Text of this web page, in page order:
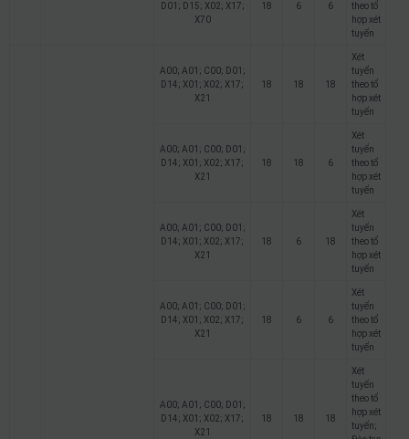
D01; D15; X02; X17;
X70
18 6 6
theo tổ
hợp xét
tuyển
A00; A01; C00; D01;
D14; X01; X02; X17;
X21
18 18 18
Xét
tuyển
theo tổ
hợp xét
tuyển
A00; A01; C00; D01;
D14; X01; X02; X17;
X21
18 18 6
Xét
tuyển
theo tổ
hợp xét
tuyển
A00; A01; C00; D01;
D14; X01; X02; X17;
X21
18 6 18
Xét
tuyển
theo tổ
hợp xét
tuyển
A00; A01; C00; D01;
D14; X01; X02; X17;
X21
18 6 6
Xét
tuyển
theo tổ
hợp xét
tuyển
A00; A01; C00; D01;
D14; X01; X02; X17;
X21
18 18 18
Xét
tuyển
theo tổ
hợp xét
tuyển;